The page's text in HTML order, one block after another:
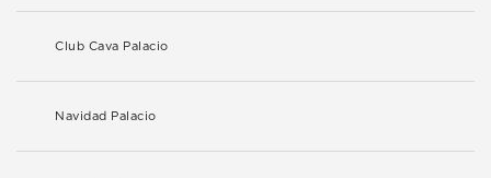
Club Cava Palacio
Navidad Palacio